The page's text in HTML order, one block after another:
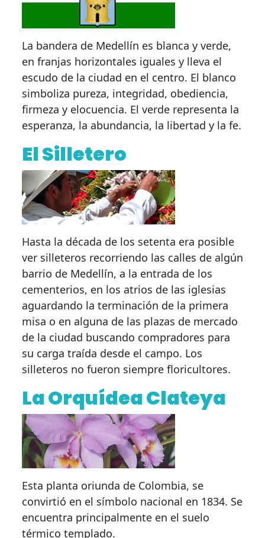
La bandera de Medellín es blanca y verde,
en franjas horizontales iguales y lleva el
escudo de la ciudad en el centro. El blanco
simboliza pureza, integridad, obediencia,
firmeza y elocuencia. El verde representa la
esperanza, la abundancia, la libertad y la fe.
El Silletero
Hasta la década de los setenta era posible
ver silleteros recorriendo las calles de algún
barrio de Medellín, a la entrada de los
cementerios, en los atrios de las iglesias
aguardando la terminación de la primera
misa o en alguna de las plazas de mercado
de la ciudad buscando compradores para
su carga traída desde el campo. Los
silleteros no fueron siempre floricultores.
La Orquídea Clateya
Esta planta oriunda de Colombia, se
convirtió en el símbolo nacional en 1834. Se
encuentra principalmente en el suelo
térmico templado.